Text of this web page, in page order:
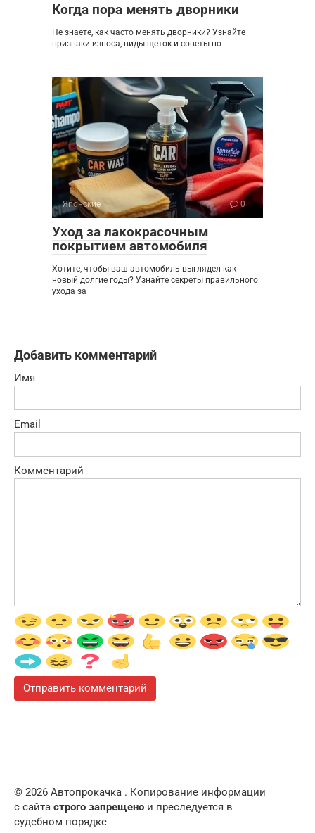
Когда пора менять дворники
Не знаете, как часто менять дворники? Узнайте
признаки износа, виды щеток и советы по
Японские 0
Уход за лакокрасочным
покрытием автомобиля
Хотите, чтобы ваш автомобиль выглядел как
новый долгие годы? Узнайте секреты правильного
ухода за
Добавить комментарий
Имя
Email
Комментарий
© 2026 Автопрокачка . Копирование информации
с сайта строго запрещено и преследуется в
судебном порядке